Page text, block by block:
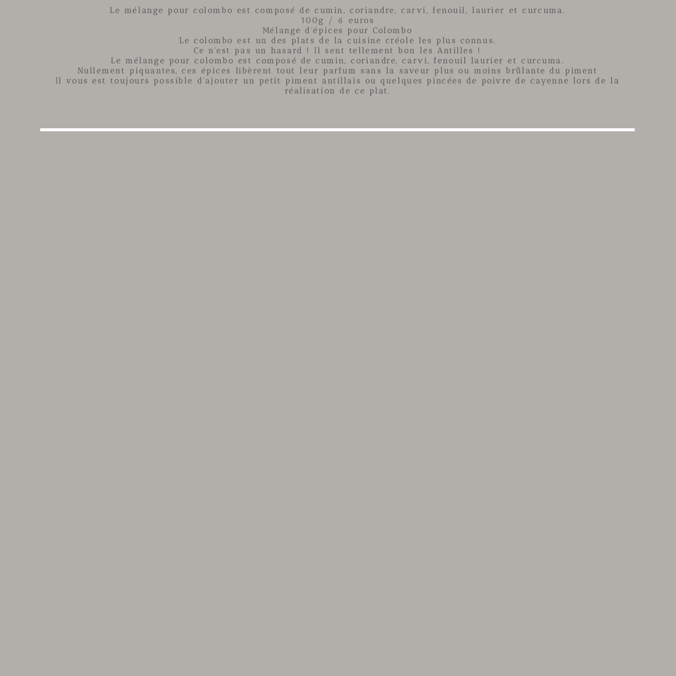
Le mélange pour colombo est composé de cumin, coriandre, carvi, fenouil, laurier et curcuma.
100g / 6 euros
Mélange d 'épices pour Colombo
Le colombo est un des plats de la cuisine créole les plus connus.
Ce n'est pas un hasard ! Il sent tellement bon les Antilles !
Le mélange pour colombo est composé de cumin, coriandre, carvi,fenouil laurier et curcuma.
Nullement piquantes, ces épices libèrent tout leur parfum sans la saveur plus ou moins brûlante du piment
Il vous est toujours possible d'ajouter un petit piment antillais ou quelques pincées de poivre de cayenne lors de la
réalisation de ce plat.